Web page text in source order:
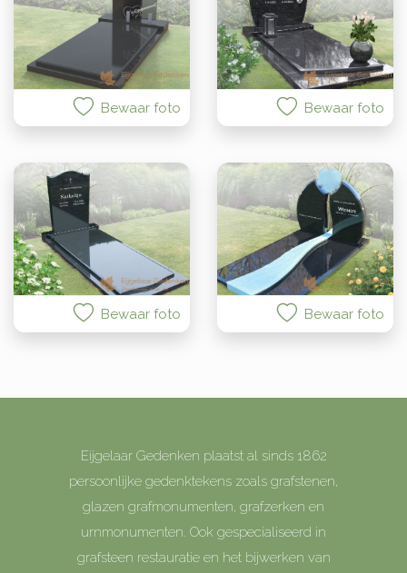
Bewaar foto Bewaar foto
Bewaar foto Bewaar foto
Eijgelaar Gedenken plaatst al sinds 1862
persoonlijke gedenktekens zoals grafstenen,
glazen grafmonumenten, grafzerken en
urnmonumenten. Ook gespecialiseerd in
grafsteen restauratie en het bijwerken van